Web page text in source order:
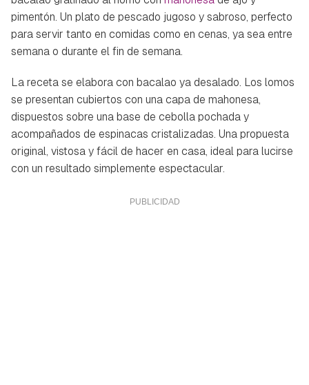
pimentón. Un plato de pescado jugoso y sabroso, perfecto
para servir tanto en comidas como en cenas, ya sea entre
semana o durante el fin de semana.
La receta se elabora con bacalao ya desalado. Los lomos
se presentan cubiertos con una capa de mahonesa,
dispuestos sobre una base de cebolla pochada y
acompañados de espinacas cristalizadas. Una propuesta
original, vistosa y fácil de hacer en casa, ideal para lucirse
con un resultado simplemente espectacular.